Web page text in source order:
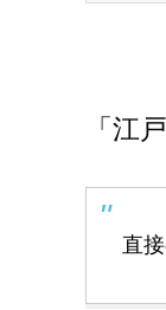
「江
直